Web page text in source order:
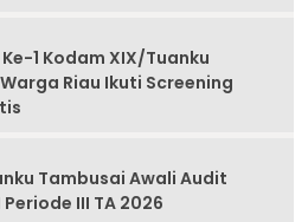
1 Kodam XIX/Tuanku
Riau Ikuti Screening
Tambusai Awali Audit
III TA 2026